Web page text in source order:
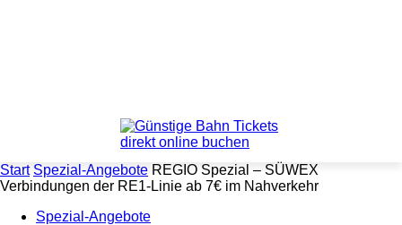
Start Spezial-Angebote REGIO Spezial – SÜWEX
Verbindungen der RE1-Linie ab 7€ im Nahverkehr
Spezial-Angebote